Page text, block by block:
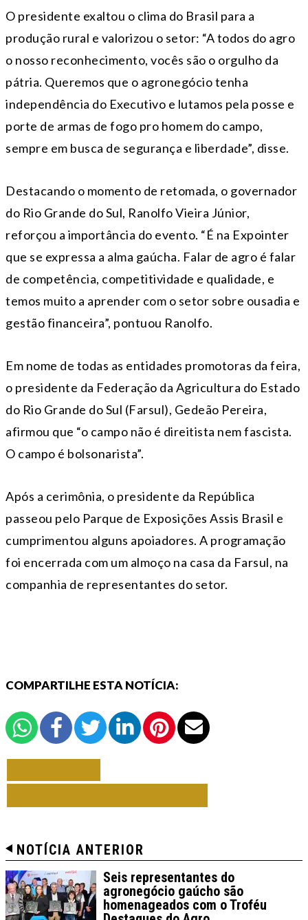
O presidente exaltou o clima do Brasil para a
produção rural e valorizou o setor: “A todos do agro
o nosso reconhecimento, vocês são o orgulho da
pátria. Queremos que o agronegócio tenha
independência do Executivo e lutamos pela posse e
porte de armas de fogo pro homem do campo,
sempre em busca de segurança e liberdade”, disse.
Destacando o momento de retomada, o governador
do Rio Grande do Sul, Ranolfo Vieira Júnior,
reforçou a importância do evento. “É na Expointer
que se expressa a alma gaúcha. Falar de agro é falar
de competência, competitividade e qualidade, e
temos muito a aprender com o setor sobre ousadia e
gestão financeira”, pontuou Ranolfo.
Em nome de todas as entidades promotoras da feira,
o presidente da Federação da Agricultura do Estado
do Rio Grande do Sul (Farsul), Gedeão Pereira,
afirmou que “o campo não é direitista nem fascista.
O campo é bolsonarista”.
Após a cerimônia, o presidente da República
passeou pelo Parque de Exposições Assis Brasil e
cumprimentou alguns apoiadores. A programação
foi encerrada com um almoço na casa da Farsul, na
companhia de representantes do setor.
COMPARTILHE ESTA NOTÍCIA:
NOTÍCIA ANTERIOR
Seis representantes do
agronegócio gaúcho são
homenageados com o Troféu